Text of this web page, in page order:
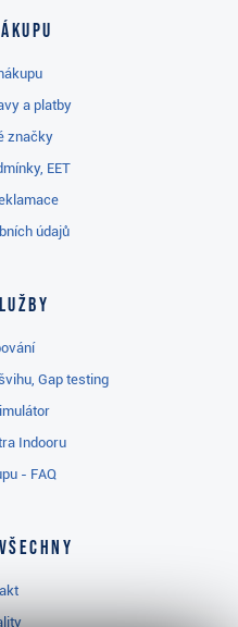
a platby
značky
EET
údajů
Gap testing
Indooru
- FAQ